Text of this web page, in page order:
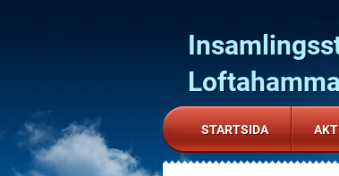
STARTSIDA